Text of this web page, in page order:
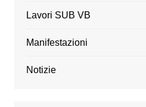
Lavori SUB VB
Manifestazioni
Notizie